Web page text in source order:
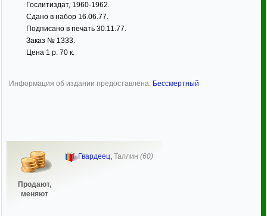
Гослитиздат, 1960-1962.
Сдано в набор 16.06.77.
Подписано в печать 30.11.77.
Заказ № 1333.
Цена 1 р. 70 к.
Информация об издании предоставлена: Бессмертный
Продают,
меняют
Гвардеец, Таллин (60)